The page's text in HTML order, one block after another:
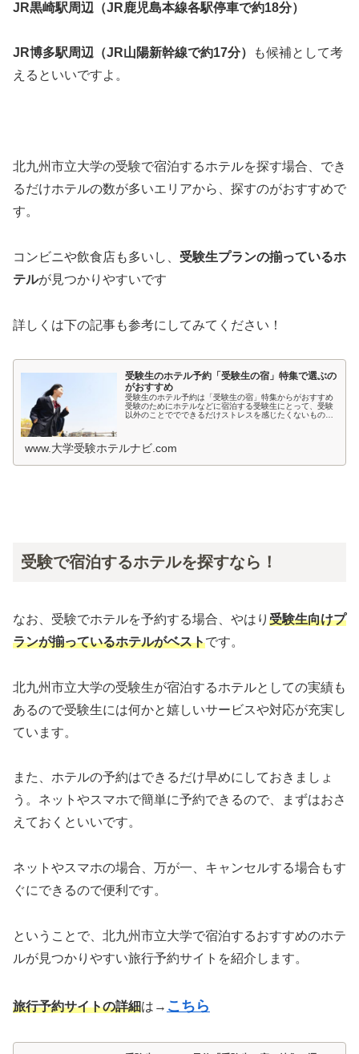
JR黒崎駅周辺（JR鹿児島本線各駅停車で約18分）
JR博多駅周辺（JR山陽新幹線で約17分）
も候補として考
えるといいですよ。
北九州市立大学の受験で宿泊するホテルを探す場合、でき
るだけホテルの数が多いエリアから、探すのがおすすめで
す。
コンビニや飲食店も多いし、 受験生プランの揃っているホ
テルが見つかりやすいです
詳しくは下の記事も参考にしてみてください！
受験生のホテル予約「受験生の宿」特集で選ぶの
がおすすめ
受験生のホテル予約は「受験生の宿」特集からがおすすめ
受験のためにホテルなどに宿泊する受験生にとって、受験
以外のことででできるだけストレスを感じたくないもので
www.大学受験ホテルナビ.com
受験で宿泊するホテルを探すなら！
なお、受験でホテルを予約する場合、やはり 受験生向けプ
ランが揃っているホテルがベストです。
北九州市立大学の受験生が宿泊するホテルとしての実績も
あるので受験生には何かと嬉しいサービスや対応が充実し
ています。
また、ホテルの予約はできるだけ早めにしておきましょ
う。ネットやスマホで簡単に予約できるので、まずはおさ
えておくといいです。
ネットやスマホの場合、万が一、キャンセルする場合もす
ぐにできるので便利です。
ということで、北九州市立大学で宿泊するおすすめのホテ
ルが見つかりやすい旅行予約サイトを紹介します。
旅行予約サイトの詳細は→ こちら